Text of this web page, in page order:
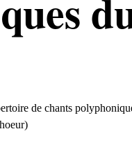
de chants